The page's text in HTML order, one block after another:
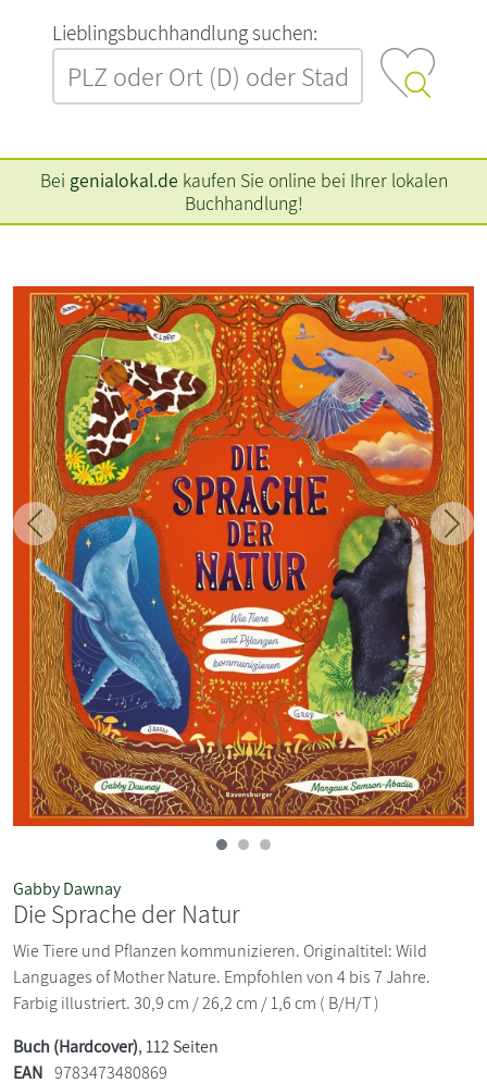
L‍i‍e‍b‍l‍i‍n‍g‍s‍b‍u‍c‍h‍h‍a‍n‍d‍l‍u‍n‍g‍ ‍s‍u‍c‍h‍e‍n‍:‍
Bei genialokal.de kaufen Sie online bei Ihrer lokalen
Buchhandlung!
Zurück
Gabby Dawnay
Die Sprache der Natur
Wie Tiere und Pflanzen kommunizieren. Originaltitel: Wild
Languages of Mother Nature. Empfohlen von 4 bis 7 Jahre.
Farbig illustriert. 30,9 cm / 26,2 cm / 1,6 cm ( B/H/T )
Buch (Hardcover), 112 Seiten
EAN 9783473480869